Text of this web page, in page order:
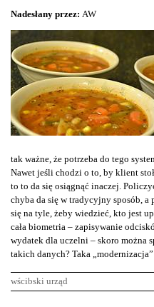
Nadesłany przez: AW
tak ważne, że potrzeba do tego
Nawet jeśli chodzi o to, by klient
to to da się osiągnąć inaczej.
chyba da się w tradycyjny sposób,
się na tyle, żeby wiedzieć, kto jest
cała biometria – zapisywanie
wydatek dla uczelni – skoro można
takich danych? Taka
wścibski urząd